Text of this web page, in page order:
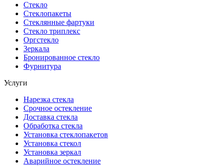
Стекло
Стеклопакеты
Стеклянные фартуки
Стекло триплекс
Оргстекло
Зеркала
Бронированное стекло
Фурнитура
Услуги
Нарезка стекла
Cрочное остекление
Доставка стекла
Обработка стекла
Установка стеклопакетов
Установка стекол
Установка зеркал
Аварийное остекление